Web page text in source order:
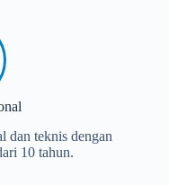
dan teknis dengan
10 tahun.